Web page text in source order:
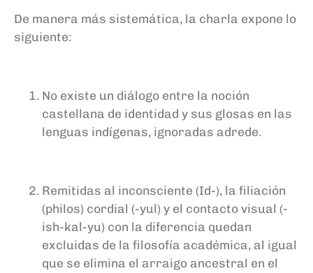
De manera más sistemática, la charla expone lo
siguiente:
No existe un diálogo entre la noción
castellana de identidad y sus glosas en las
lenguas indígenas, ignoradas adrede.
Remitidas al inconsciente (Id-), la filiación
(philos) cordial (-yul) y el contacto visual (-
ish-kal-yu) con la diferencia quedan
excluidas de la filosofía académica, al igual
que se elimina el arraigo ancestral en el